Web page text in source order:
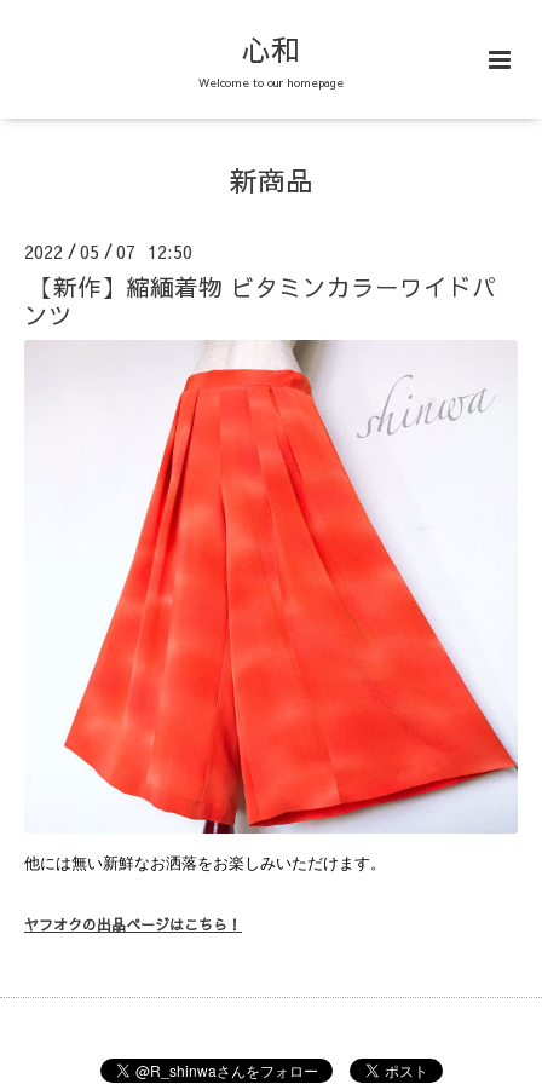
心和
Welcome to our homepage
新商品
2022 /05 /07 12:50
【新作】縮緬着物 ビタミンカラーワイドパ
ンツ
他には無い新鮮なお洒落をお楽しみいただけます。
ヤフオクの出品ページはこちら！